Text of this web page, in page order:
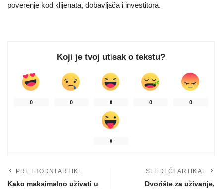
poverenje kod klijenata, dobavljača i investitora.
Koji je tvoj utisak o tekstu?
0 0 0 0 0
0
PRETHODNI ARTIKL
Kako maksimalno uživati u
SLEDEĆI ARTIKAL
Dvorište za uživanje,